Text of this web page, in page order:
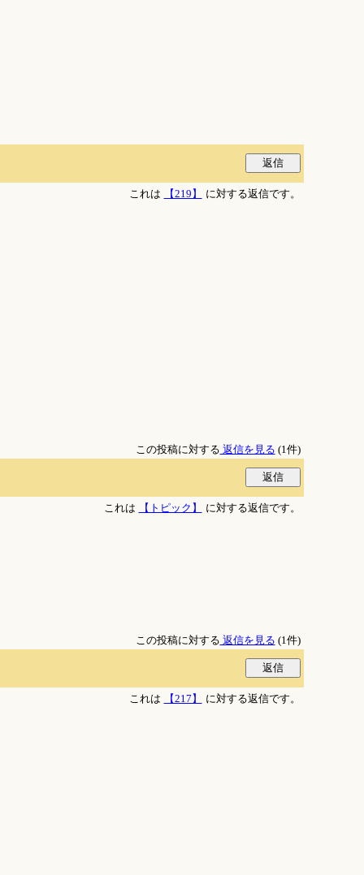
これは 【219】 に対する返信です。
この投稿に対する 返信を見る (1件)
これは 【トピック】 に対する返信です。
この投稿に対する 返信を見る (1件)
これは 【217】 に対する返信です。